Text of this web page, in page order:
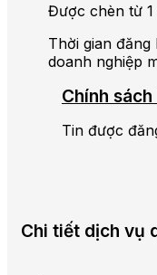
Được chèn từ
Thời gian
doanh nghiệp
Chính
Tin được
Chi tiết dịch vụ